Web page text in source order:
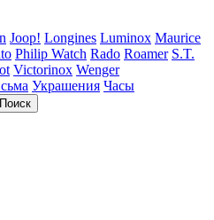
Joop! Longines Luminox Maurice
Philip Watch Rado Roamer S.T.
Victorinox Wenger
Украшения Часы
Поиск